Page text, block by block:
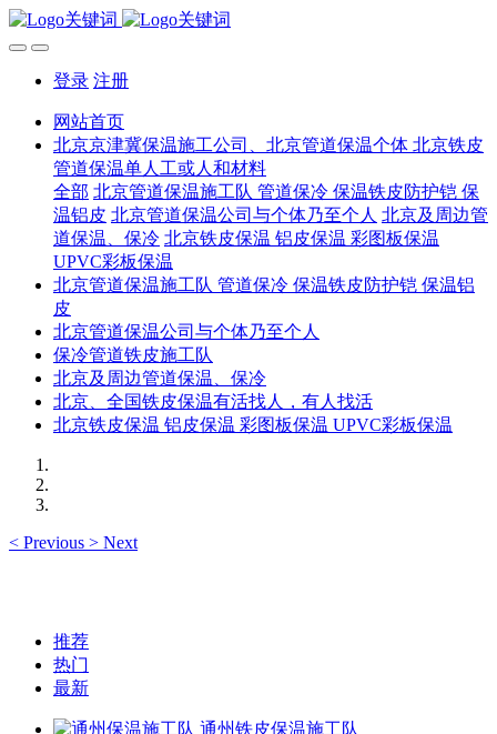
登录 注册
网站首页
北京京津冀保温施工公司、北京管道保温个体 北京铁皮
管道保温单人工或人和材料
全部 北京管道保温施工队 管道保冷 保温铁皮防护铠 保
温铝皮 北京管道保温公司与个体乃至个人 北京及周边管
道保温、保冷 北京铁皮保温 铝皮保温 彩图板保温
UPVC彩板保温
北京管道保温施工队 管道保冷 保温铁皮防护铠 保温铝
皮
北京管道保温公司与个体乃至个人
保冷管道铁皮施工队
北京及周边管道保温、保冷
北京、全国铁皮保温有活找人，有人找活
北京铁皮保温 铝皮保温 彩图板保温 UPVC彩板保温
< Previous > Next
推荐
热门
最新